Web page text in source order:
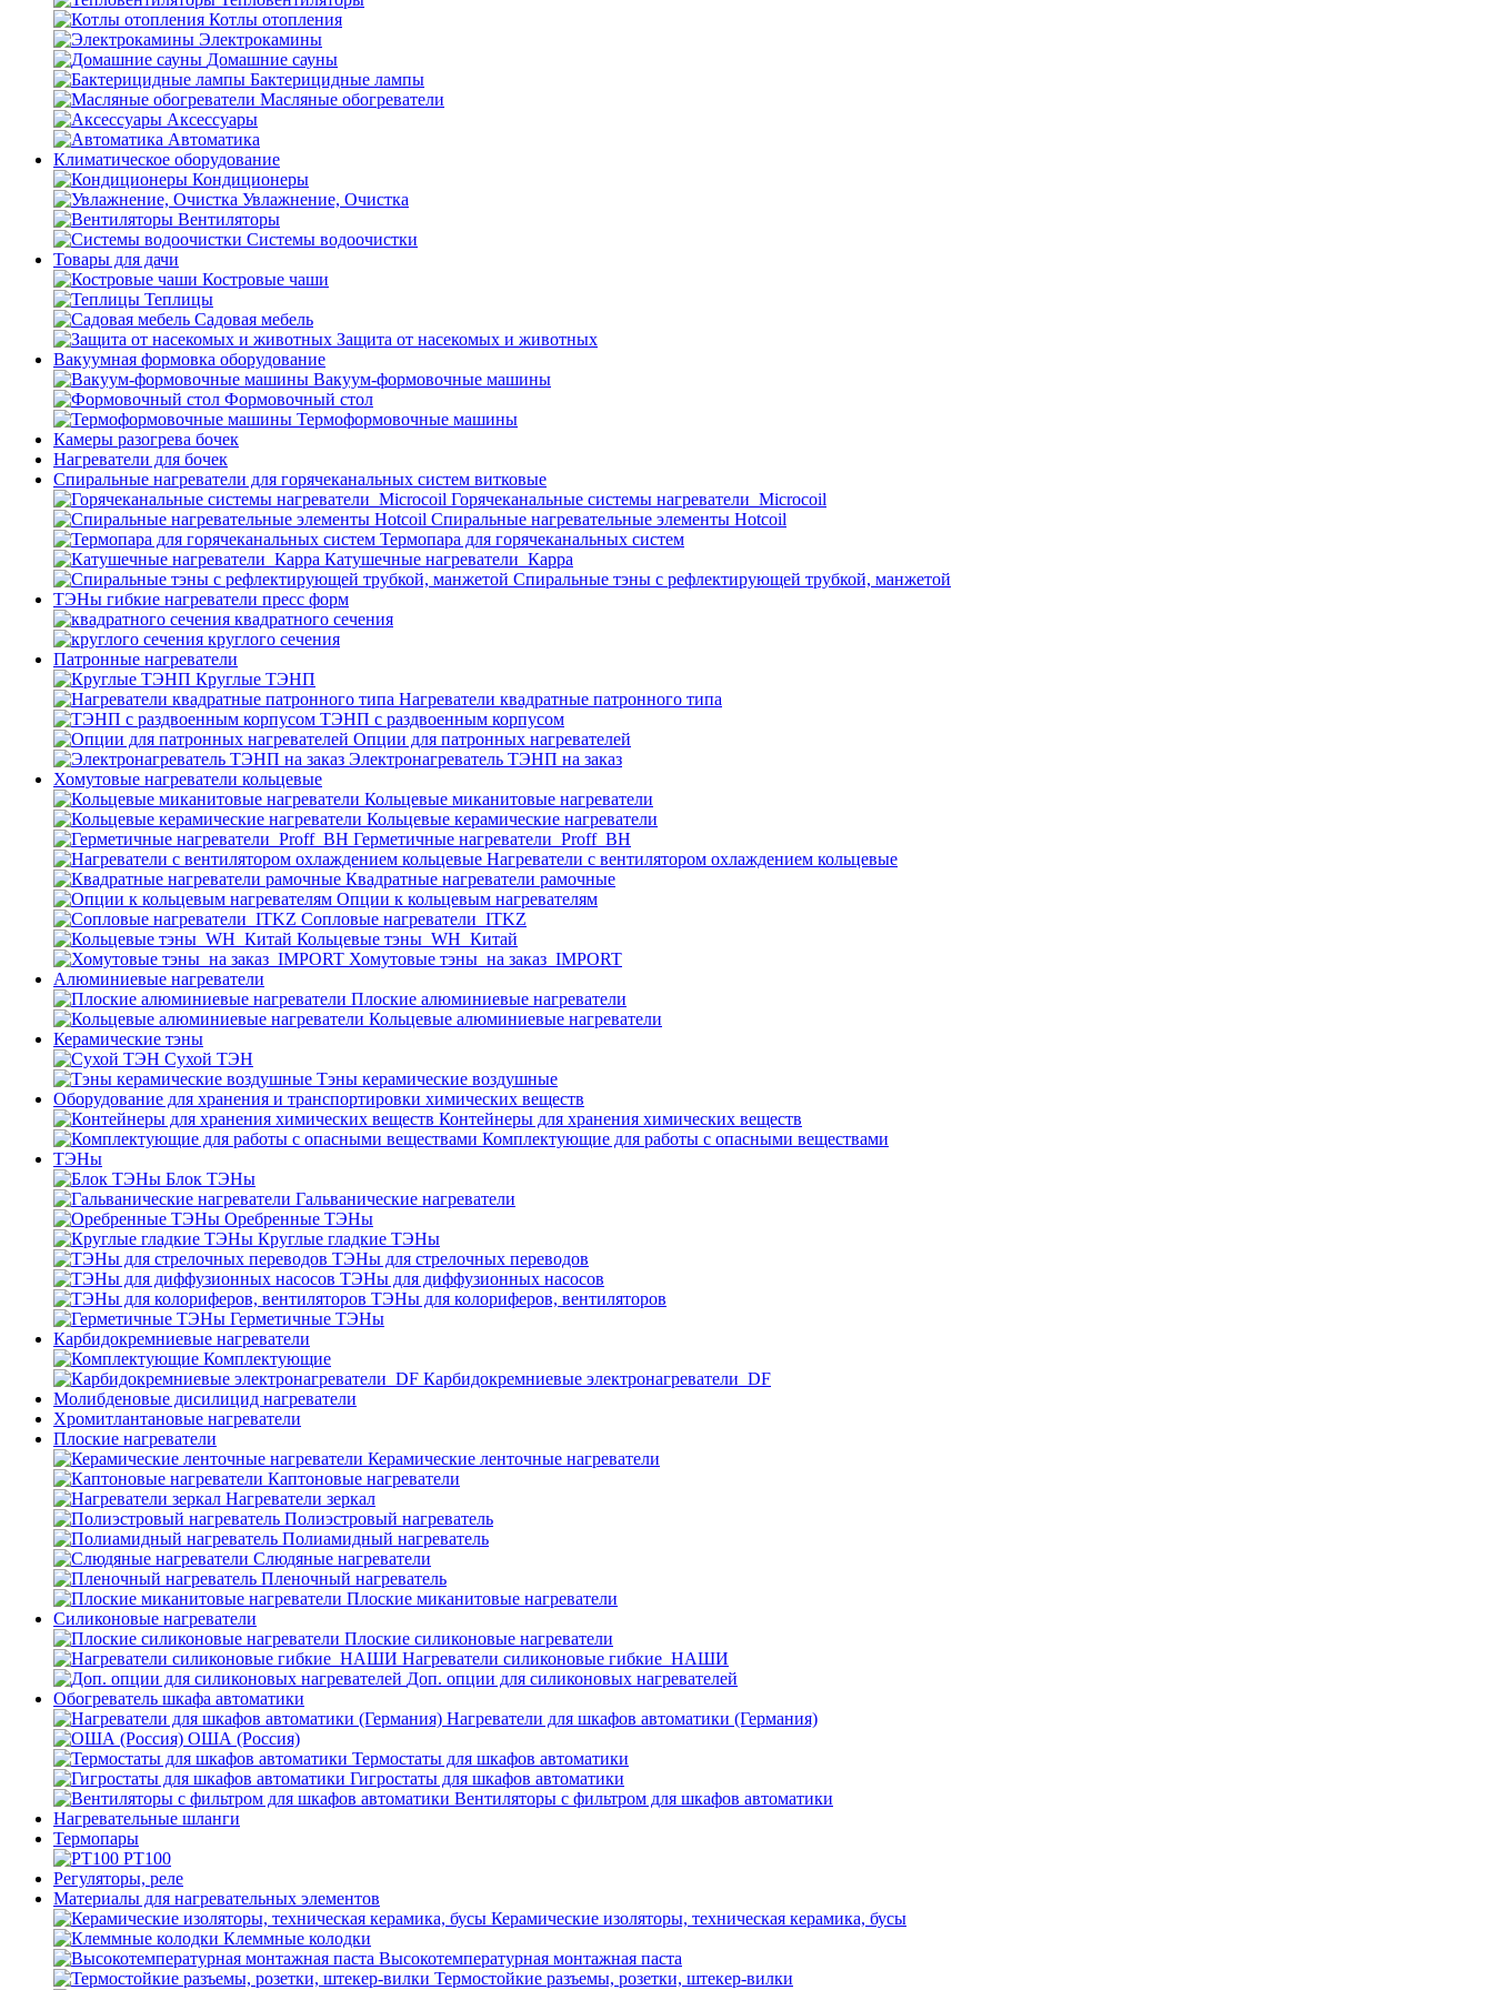
Котлы отопления
Электрокамины
Домашние сауны
Бактерицидные лампы
Масляные обогреватели
Аксессуары
Автоматика
Климатическое оборудование
Кондиционеры
Увлажнение, Очистка
Вентиляторы
Системы водоочистки
Товары для дачи
Костровые чаши
Теплицы
Садовая мебель
Защита от насекомых и животных
Вакуумная формовка оборудование
Вакуум-формовочные машины
Формовочный стол
Термоформовочные машины
Камеры разогрева бочек
Нагреватели для бочек
Спиральные нагреватели для горячеканальных систем витковые
Горячеканальные системы нагреватели_Microcoil
Спиральные нагревательные элементы Hotcoil
Термопара для горячеканальных систем
Катушечные нагреватели_Карра
Спиральные тэны с рефлектирующей трубкой, манжетой
ТЭНы гибкие нагреватели пресс форм
квадратного сечения
круглого сечения
Патронные нагреватели
Круглые ТЭНП
Нагреватели квадратные патронного типа
ТЭНП с раздвоенным корпусом
Опции для патронных нагревателей
Электронагреватель ТЭНП на заказ
Хомутовые нагреватели кольцевые
Кольцевые миканитовые нагреватели
Кольцевые керамические нагреватели
Герметичные нагреватели_Proff_BH
Нагреватели с вентилятором охлаждением кольцевые
Квадратные нагреватели рамочные
Опции к кольцевым нагревателям
Cопловые нагреватели_ITKZ
Кольцевые тэны_WH_Китай
Хомутовые тэны_на заказ_IMPORT
Алюминиевые нагреватели
Плоские алюминиевые нагреватели
Кольцевые алюминиевые нагреватели
Керамические тэны
Сухой ТЭН
Тэны керамические воздушные
Оборудование для хранения и транспортировки химических веществ
Контейнеры для хранения химических веществ
Комплектующие для работы с опасными веществами
ТЭНы
Блок ТЭНы
Гальванические нагреватели
Оребренные ТЭНы
Круглые гладкие ТЭНы
ТЭНы для стрелочных переводов
ТЭНы для диффузионных насосов
ТЭНы для колориферов, вентиляторов
Герметичные ТЭНы
Карбидокремниевые нагреватели
Комплектующие
Карбидокремниевые электронагреватели_DF
Молибденовые дисилицид нагреватели
Хромитлантановые нагреватели
Плоские нагреватели
Керамические ленточные нагреватели
Каптоновые нагреватели
Нагреватели зеркал
Полиэстровый нагреватель
Полиамидный нагреватель
Слюдяные нагреватели
Пленочный нагреватель
Плоские миканитовые нагреватели
Силиконовые нагреватели
Плоские силиконовые нагреватели
Нагреватели силиконовые гибкие_НАШИ
Доп. опции для силиконовых нагревателей
Обогреватель шкафа автоматики
Нагреватели для шкафов автоматики (Германия)
ОША (Россия)
Термостаты для шкафов автоматики
Гигростаты для шкафов автоматики
Вентиляторы с фильтром для шкафов автоматики
Нагревательные шланги
Термопары
PT100
Регуляторы, реле
Материалы для нагревательных элементов
Керамические изоляторы, техническая керамика, бусы
Клеммные колодки
Высокотемпературная монтажная паста
Термостойкие разъемы, розетки, штекер-вилки